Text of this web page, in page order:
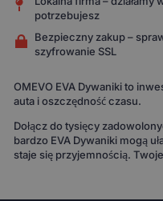
potrzebujesz
Bezpieczny zakup –
szyfrowanie SSL
OMEVO EVA Dywaniki to
auta i oszczędność czasu.
Dołącz do tysięcy
bardzo EVA Dywaniki mogą
staje się przyjemnością.